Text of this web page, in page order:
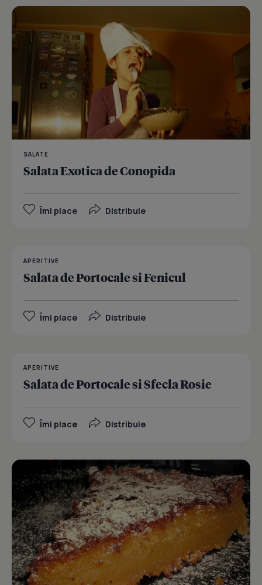
SALATE
Salata Exotica de Conopida
Îmi place Distribuie
APERITIVE
Salata de Portocale si Fenicul
Îmi place Distribuie
APERITIVE
Salata de Portocale si Sfecla Rosie
Îmi place Distribuie